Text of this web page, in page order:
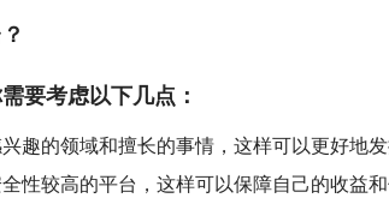
要考虑以下几点：
趣的领域和擅长的事情，这样可以更好地发
性较高的平台，这样可以保障自己的收益和